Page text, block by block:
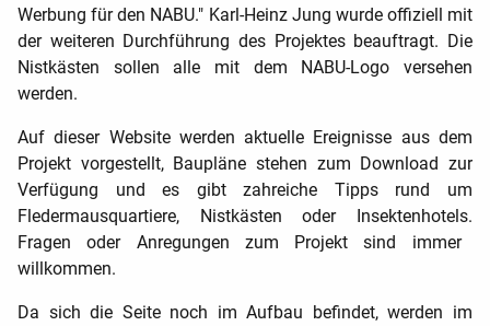
Werbung für den NABU." Karl-Heinz Jung wurde offiziell mit
der weiteren Durchführung des Projektes beauftragt. Die
Nistkästen sollen alle mit dem NABU-Logo versehen
werden.
Auf dieser Website werden aktuelle Ereignisse aus dem
Projekt vorgestellt, Baupläne stehen zum Download zur
Verfügung und es gibt zahreiche Tipps rund um
Fledermausquartiere, Nistkästen oder Insektenhotels.
Fragen oder Anregungen zum Projekt sind immer
willkommen.
Da sich die Seite noch im Aufbau befindet, werden im